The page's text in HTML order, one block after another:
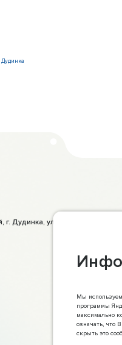
Мы
программы
максимально
означать, что
скрыть это
Дудинка
Дудинка, ул. Горького, д. 47